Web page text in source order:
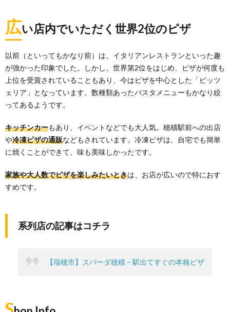
広い店内でいただく世界2位のピザ
以前（といってもかなり前）は、イタリアンレストランといった趣
が強かった印象でした。しかし、世界第2位をはじめ、ピザが何度も
上位を受賞されていることもあり、今はピザを中心とした「ピッツ
ェリア」となっています。数種類あったパスタメニューもかなり絞
ってあるようです。
キッチンカーもあり、イベントなどでも大人気。穂積駅前への出店
や冷凍ピザの通販などもされています。冷凍ピザは、自宅でも簡単
に焼くことができて、味も美味しかったです。
家族や大人数でピザを楽しみたいときは、お店が広いので特におす
すめです。
系列店の記事はコチラ
【瑞穂市】スパーダ穂積 − 駅出てすぐの本格ピザ